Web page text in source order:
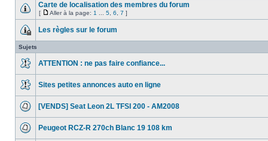
Carte de localisation des membres du forum
[ Aller à la page: 1 5 6 7 ]
Les règles sur le forum
Sujets
ATTENTION : ne pas faire confiance...
Sites petites annonces auto en ligne
[VENDS] Seat Leon 2L TFSI 200 - AM2008
Peugeot RCZ-R 270ch Blanc 19 108 km